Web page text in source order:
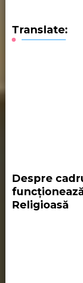
Translate:
Despre
Religioasă